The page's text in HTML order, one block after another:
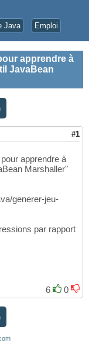
Java Emploi
apprendre à
JavaBean
#1
apprendre à
Marshaller"
generer-jeu-
par rapport
6
0